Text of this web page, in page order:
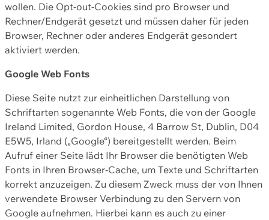
wollen. Die Opt-out-Cookies sind pro Browser und
Rechner/Endgerät gesetzt und müssen daher für jeden
Browser, Rechner oder anderes Endgerät gesondert
aktiviert werden.
Google Web Fonts
Diese Seite nutzt zur einheitlichen Darstellung von
Schriftarten sogenannte Web Fonts, die von der Google
Ireland Limited, Gordon House, 4 Barrow St, Dublin, D04
E5W5, Irland („Google“) bereitgestellt werden. Beim
Aufruf einer Seite lädt Ihr Browser die benötigten Web
Fonts in Ihren Browser-Cache, um Texte und Schriftarten
korrekt anzuzeigen. Zu diesem Zweck muss der von Ihnen
verwendete Browser Verbindung zu den Servern von
Google aufnehmen. Hierbei kann es auch zu einer